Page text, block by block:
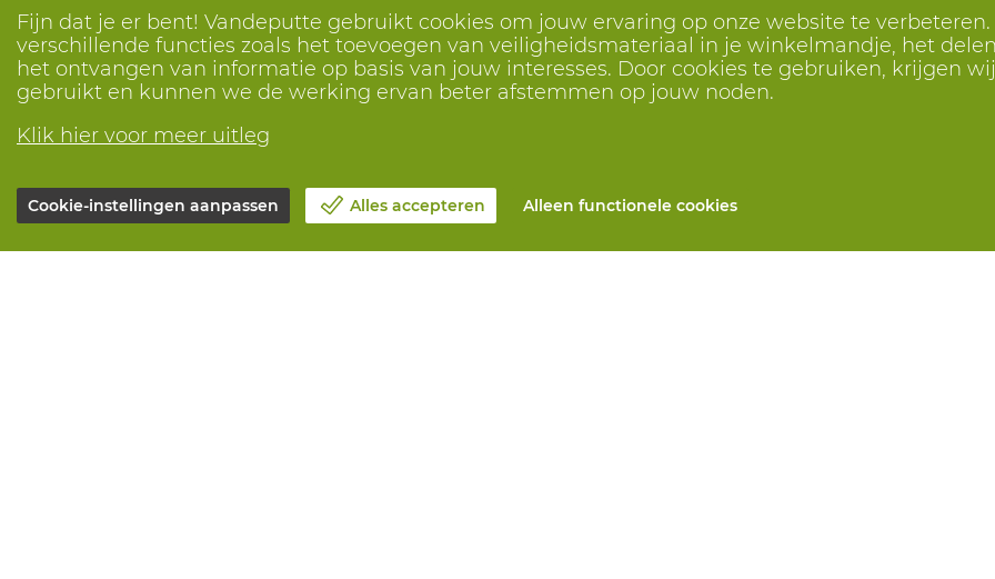
Fijn dat je er bent! Vandeputte gebruikt cookies om jouw ervaring op onze website te
verschillende functies zoals het toevoegen van veiligheidsmateriaal in je winkelmandje, het
het ontvangen van informatie op basis van jouw interesses. Door cookies te gebruiken, krijgen
gebruikt en kunnen we de werking ervan beter afstemmen op jouw noden.
Klik hier voor meer uitleg
Cookie-instellingen aanpassen Alles accepteren Alleen functionele cookies